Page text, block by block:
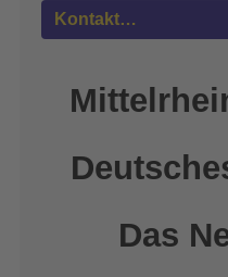
Kontakt…
Das